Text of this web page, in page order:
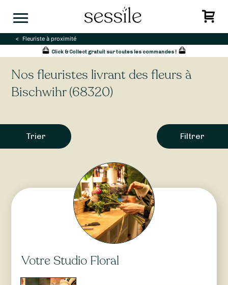
Fleuriste à proximité
Click & Collect gratuit sur toutes les commandes !
Nos fleuristes livrant des fleurs à
Bischwihr (68320)
Trier Filtrer
Votre Studio Floral